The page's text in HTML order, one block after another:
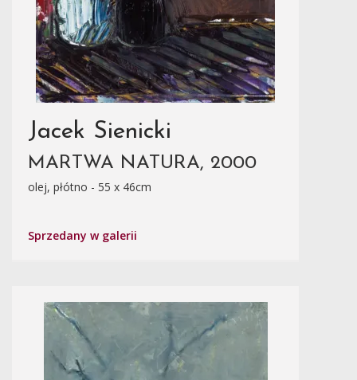
Jacek Sienicki
MARTWA NATURA, 2000
olej, płótno - 55 x 46cm
Sprzedany w galerii